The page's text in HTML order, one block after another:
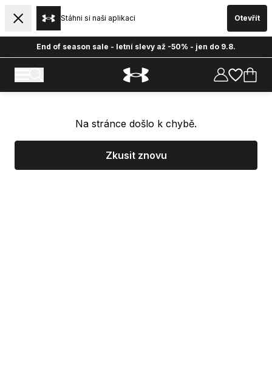
Stáhni si naši aplikaci Otevřít
End of season sale - letní slevy až -50% - jen do 9.8.
Na stránce došlo k chybě.
Zkusit znovu